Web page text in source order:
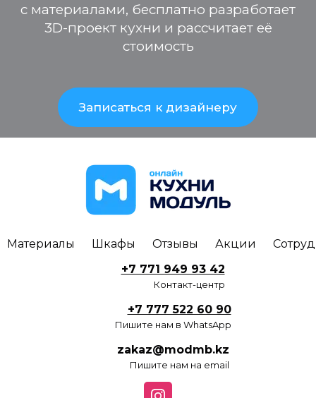
с материалами, бесплатно разработает
3D-проект кухни и рассчитает её
стоимость
Записаться к дизайнеру
Материалы Шкафы Отзывы Акции
+7 771 949 93 42
Контакт-центр
+7 777 522 60 90
Пишите нам в WhatsApp
zakaz@modmb.kz
Пишите нам на email